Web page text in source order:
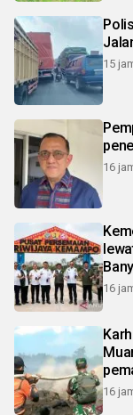
15
16
16
16